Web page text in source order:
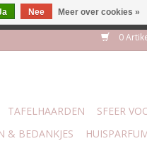
0
TAFELHAARDEN SFEER
& BEDANKJES
Nee Meer over cookies »
boven de 70 euro geen